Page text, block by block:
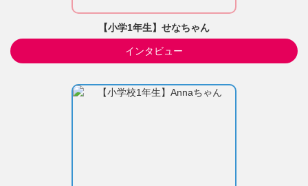
【小学1年生】せなちゃん
インタビュー